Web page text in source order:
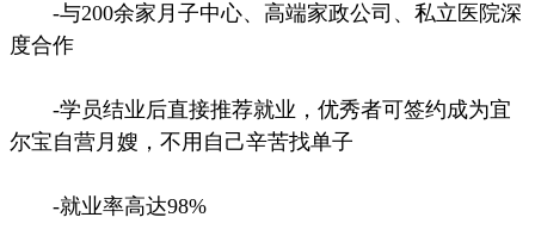
-与200余家月子中心、高端家政公司、私立医院深
度合作
-学员结业后直接推荐就业，优秀者可签约成为宜
尔宝自营月嫂，不用自己辛苦找单子
-就业率高达98%